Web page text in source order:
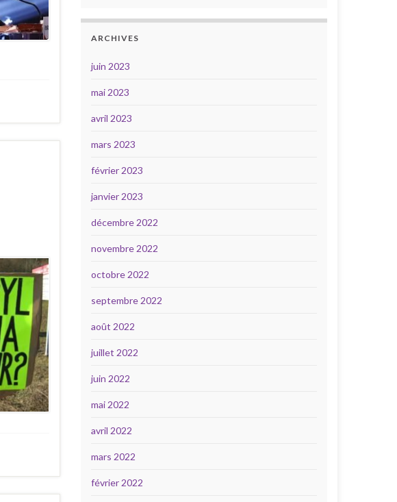
ARCHIVES
juin 2023
mai 2023
avril 2023
mars 2023
février 2023
janvier 2023
décembre 2022
novembre 2022
octobre 2022
septembre 2022
août 2022
juillet 2022
juin 2022
mai 2022
avril 2022
mars 2022
février 2022